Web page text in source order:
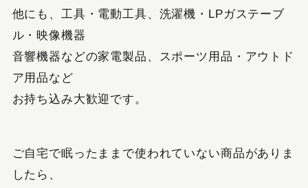
他にも、工具・電動工具、洗濯機・LPガステーブ
ル・映像機器
音響機器などの家電製品、スポーツ用品・アウトド
ア用品など
お持ち込み大歓迎です。
ご自宅で眠ったままで使われていない商品がありま
したら、